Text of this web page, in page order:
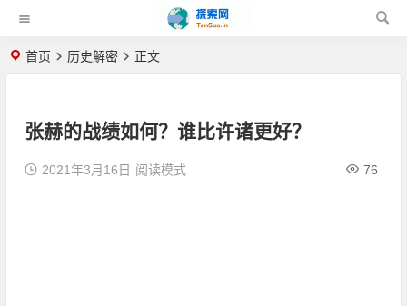
首页 历史解密 正文
张赫的战绩如何？谁比许诸更好？
2021年3月16日 76
阅读模式